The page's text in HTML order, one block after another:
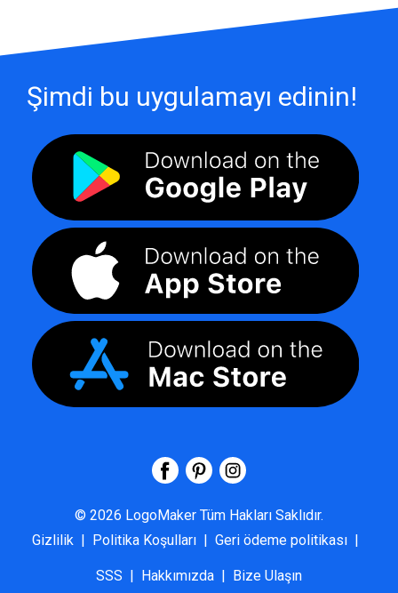
Şimdi bu uygulamayı edinin!
© 2026 LogoMaker Tüm Hakları Saklıdır.
Gizlilik | Politika Koşulları | Geri ödeme politikası |
SSS | Hakkımızda | Bize Ulaşın